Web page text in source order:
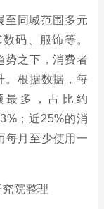
至同城范围多元
码、服饰等。
势之下，消费者
。根据数据，每
最多，占比约
；近25%的消
每月至少使用一
院整理